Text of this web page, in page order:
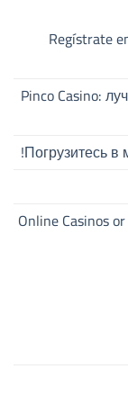
¡Regístrate
Pinco Casino:
Погрузитесь в
Online Casinos